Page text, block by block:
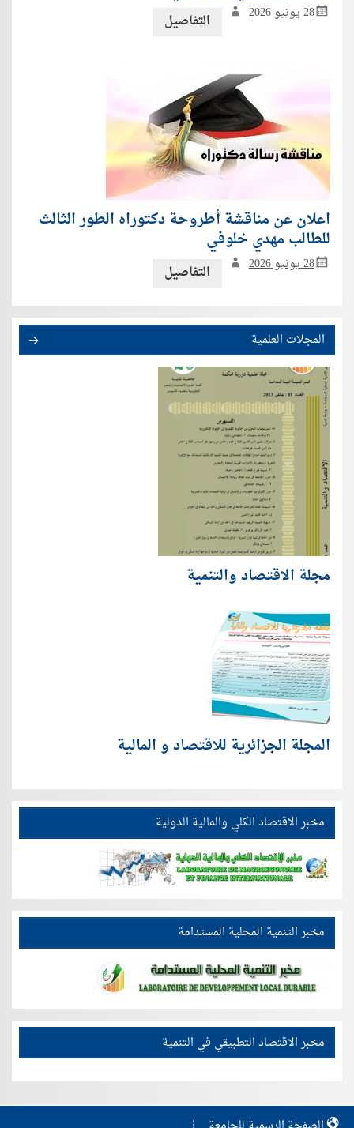
28 يونيو 2026 التفاصيل
اعلان عن مناقشة أطروحة دكتوراه الطور الثالث
للطالب مهدي خلوفي
28 يونيو 2026 التفاصيل
المجلات العلمية
مجلة الاقتصاد والتنمية
المجلة الجزائرية للاقتصاد و المالية
مخبر الاقتصاد الكلي والمالية الدولية
مخبر التنمية المحلية المستدامة
مخبر الاقتصاد التطبيقي في التنمية